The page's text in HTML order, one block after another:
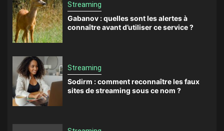
Streaming
Gabanov : quelles sont les alertes à
connaître avant d’utiliser ce service ?
Streaming
Sodirm : comment reconnaître les faux
sites de streaming sous ce nom ?